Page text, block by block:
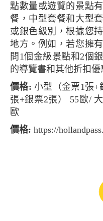
點數量或遊覽的景點
餐，中型套餐和大型
或銀色級別，根據您
地方。例如，若您擁
問1個金級景點和2個
的導覽書和其他折扣優
價格: 小型（金票1張+
張+銀票2張） 55歐/
歐
價格: https://